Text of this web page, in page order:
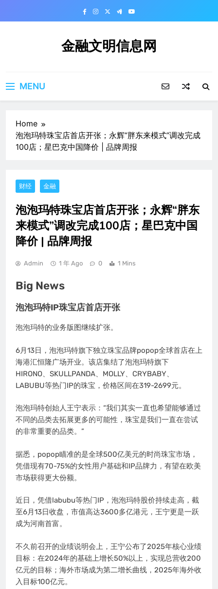
金融文明信息网
MENU
Home
泡泡玛特珠宝店首店开张；永辉“胖东来模式”调改完成
100店；星巴克中国降价 | 品牌周报
财经 金融
泡泡玛特珠宝店首店开张；永辉“胖东
来模式”调改完成100店；星巴克中国
降价 | 品牌周报
Admin 1 年 Ago 0 1 Mins
Big News
泡泡玛特IP珠宝店首店开张
泡泡玛特的业务版图继续扩张。
6月13日，泡泡玛特旗下独立珠宝品牌popop全球首店在上
海港汇恒隆广场开业。该店集结了泡泡玛特旗下
HIRONO、SKULLPANDA、MOLLY、CRYBABY、
LABUBU等热门IP的珠宝，价格区间在319-2699元。
泡泡玛特创始人王宁表示：“我们其实一直也希望能够通过
不同的品类去拓展更多的可能性，珠宝是我们一直在尝试
的非常重要的品类。”
据悉，popop瞄准的是全球500亿美元的时尚珠宝市场，
凭借现有70-75%的女性用户基础和IP品牌力，有望在欧美
市场获得更大份额。
近日，凭借labubu等热门IP，泡泡玛特股价持续走高，截
至6月13日收盘，市值高达3600多亿港元，王宁更是一跃
成为河南首富。
不久前召开的业绩说明会上，王宁公布了2025年核心业绩
目标：在2024年的基础上增长50%以上，实现总营收200
亿元的目标；海外市场成为第二增长曲线‌，2025年海外收
入目标100亿元。